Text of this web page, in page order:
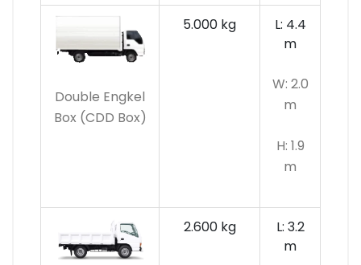
Double Engkel
Box (CDD Box)
5.000 kg
L: 4.4
m
W: 2.0
m
H: 1.9
m
2.600 kg
L: 3.2
m